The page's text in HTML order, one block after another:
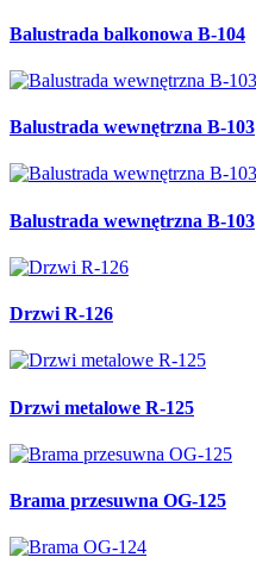
Balustrada balkonowa B-104
Balustrada wewnętrzna B-103
Balustrada wewnętrzna B-103
Drzwi R-126
Drzwi metalowe R-125
Brama przesuwna OG-125